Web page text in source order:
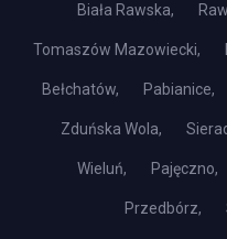
Biała Rawska,
Tomaszów Mazowiecki,
Bełchatów, Pabianice,
Zduńska Wola,
Wieluń, Pajęczno,
Przedbórz,